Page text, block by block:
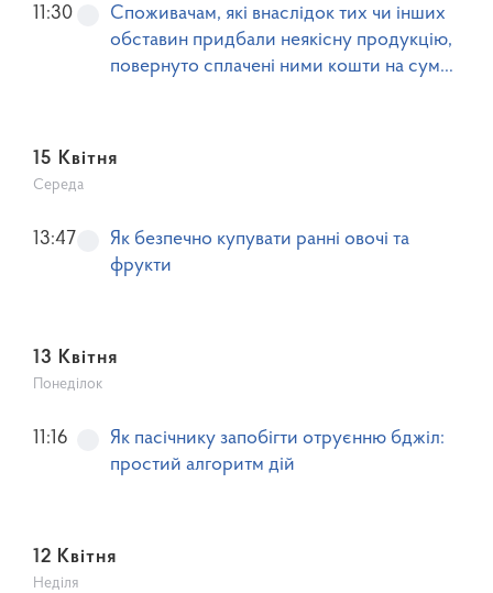
Споживачам, які внаслідок тих чи інших
обставин придбали неякісну продукцію,
повернуто сплачені ними кошти на суму
11:30
15 Квітня
Середа
Як безпечно купувати ранні овочі та
фрукти
13:47
13 Квітня
Понеділок
Як пасічнику запобігти отруєнню бджіл:
простий алгоритм дій
11:16
12 Квітня
Неділя